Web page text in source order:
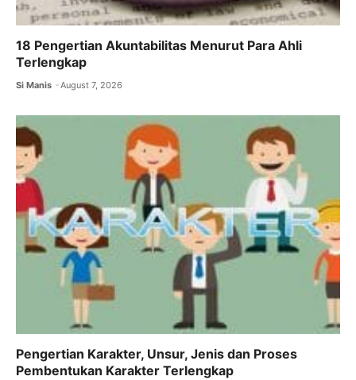
18 Pengertian Akuntabilitas Menurut Para Ahli
Terlengkap
Si Manis August 7, 2026
Pengertian Karakter, Unsur, Jenis dan Proses
Pembentukan Karakter Terlengkap